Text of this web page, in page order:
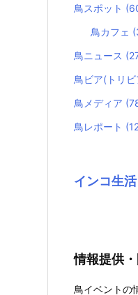
鳥スポット
鳥カフェ
鳥ニュース
鳥ビア(トリビ
鳥メディア
鳥レポート
インコ生
情報提供
鳥イベントの